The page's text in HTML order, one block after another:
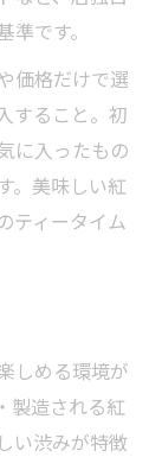
です。
価格だけで選
すること。初
に入ったもの
。美味しい紅
ティータイム
しめる環境が
製造される紅
い渋みが特徴